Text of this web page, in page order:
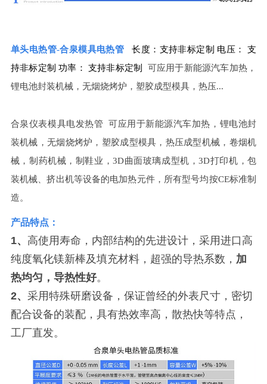
单头电热管-合泉模具电热管 长度：支持非标定制 电压： 支
持非标定制 功率： 支持非标定制
可应用于新能源汽车加热，
锂电池封装机械，无烟烧烤炉，塑胶成型模具，热压...
合泉仪表模具电发热管
可应用于新能源汽车加热，锂电池封
装机械，无烟烧烤炉，塑胶成型模具，热压成型机械，卷烟机
械，制药机械，制鞋业，3D曲面玻璃成型机，3D打印机，包
装机械、挤出机等设备的电加热元件，所有型号均按CE标准制
造。
产品特点：
1、 高使用寿命，内部结构的先进设计，采用进口高
纯度氧化镁新棒及填充材料，超强的导热系数， 加
热均匀，导热性好。
2、 采用特殊研磨设备，保证曾经的外表尺寸，密切
配合设备的装配，具有热效率高，散热快等特点，
工厂直发。